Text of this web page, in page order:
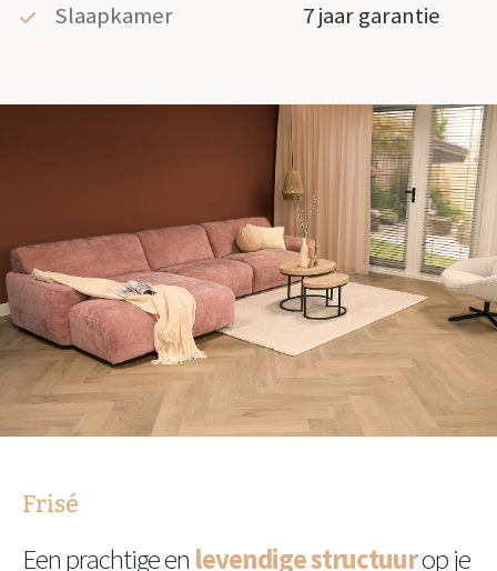
Slaapkamer
7 jaar garantie
Frisé
Een prachtige en levendige structuurop je